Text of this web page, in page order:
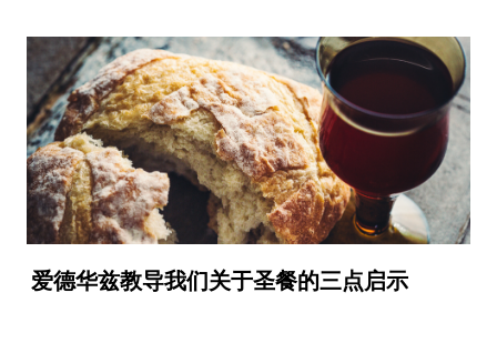
爱德华兹教导我们关于圣餐的三点启示